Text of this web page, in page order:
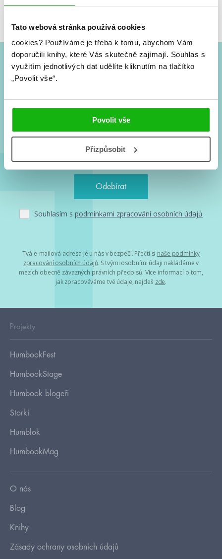
Tato webová stránka používá cookies
cookies? Používáme je třeba k tomu, abychom Vám
doporučili knihy, které Vás skutečně zajímají. Souhlas s
využitím jednotlivých dat udělíte kliknutím na tlačítko
„Povolit vše“.
Povolit vše
Přizpůsobit
#HumbookNews
Souhlasím s podmínkami zpracování osobních údajů
Tvá e-mailová adresa je u nás v bezpečí. Přečti si naše podmínky
zpracování osobních údajů. S tvými osobními údaji nakládáme v
mezích obecně závazných právních předpisů. Více informací o tom,
jak zpracováváme tvé údaje, najdeš zde.
Projekty
HumbookFest
HumbookStage
Humbook blogeři
Storki
Humblok
HumbookMag
O nás
Blog
Knihy
Zásady ochrany osobních údajů